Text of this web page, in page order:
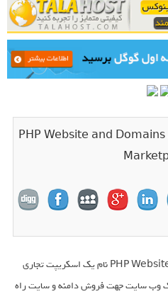
اسکریپت فروش دامنه و سایت PHP Website and Domains
PHP Website and Domains Marketplace نام یک اسکریپت تجاری
وب سایت جهت فروش دامنه و سایت راه